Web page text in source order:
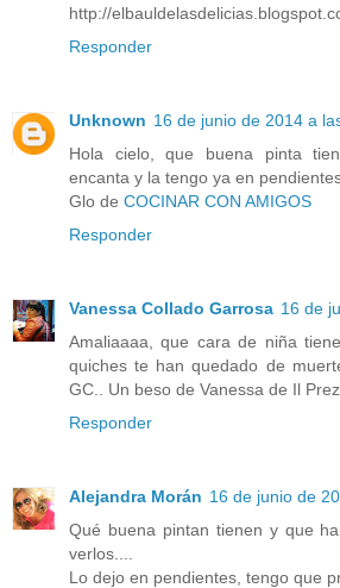
http://
Responder
Unknown 16 de junio de 2014 a
Hola cielo, que buena pinta
encanta y la tengo ya en
Glo de COCINAR CON AMIGOS
Responder
Vanessa Collado Garrosa 16 de
Amaliaaaa, que cara de niña
quiches te han quedado de
GC.. Un beso de Vanessa de Il
Responder
Alejandra Morán 16 de junio de
Qué buena pintan tienen y que
verlos....
Lo dejo en pendientes, tengo que